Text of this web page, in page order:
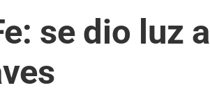
se dio luz a